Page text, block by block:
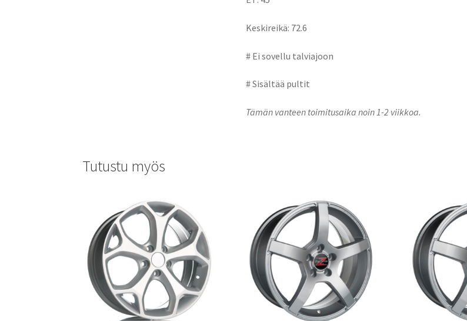
Keskireikä: 72.6
# Ei sovellu talviajoon
# Sisältää pultit
Tämän vanteen toimitusaika noin 1-2 viikkoa.
Tutustu myös